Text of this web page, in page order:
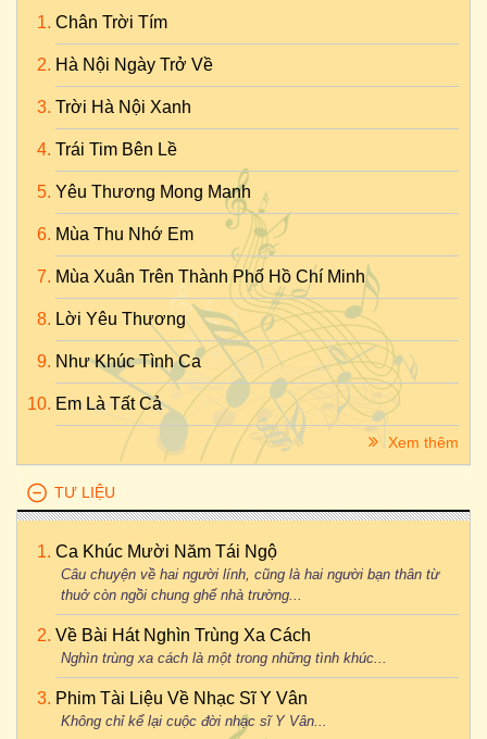
Chân Trời Tím
Hà Nội Ngày Trở Về
Trời Hà Nội Xanh
Trái Tim Bên Lề
Yêu Thương Mong Manh
Mùa Thu Nhớ Em
Mùa Xuân Trên Thành Phố Hồ Chí Minh
Lời Yêu Thương
Như Khúc Tình Ca
Em Là Tất Cả
Xem thêm
TƯ LIỆU
Ca Khúc Mười Năm Tái Ngộ
Câu chuyện về hai người lính, cũng là hai người bạn thân từ
thuở còn ngồi chung ghế nhà trường...
Về Bài Hát Nghìn Trùng Xa Cách
Nghìn trùng xa cách là một trong những tình khúc...
Phim Tài Liệu Về Nhạc Sĩ Y Vân
Không chỉ kể lại cuộc đời nhạc sĩ Y Vân...